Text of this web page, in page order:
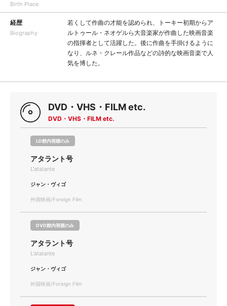
Birth Place
経歴
Biography
若くして作曲の才能を認められ、トーキー初期からア
ルトゥール・ネオゲルら大音楽家が作曲した映画音楽
の指揮者として活躍した。後に作曲を手掛けるように
なり、ルネ・クレール作品などの詩的な映画音楽で人
気を博した。
DVD・VHS・FILM etc.
DVD・VHS・FILM etc.
LD館内視聴のみ
アタラント号
L'atalante
ジャン・ヴィゴ
外国映画/Foreign Film
DVD館内視聴のみ
アタラント号
L'atalante
ジャン・ヴィゴ
外国映画/Foreign Film